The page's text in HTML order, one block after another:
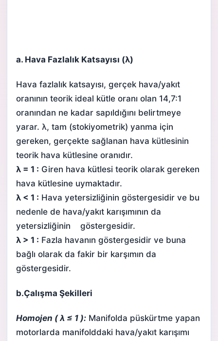
a. Hava Fazlalık Katsayısı (λ)
Hava fazlalık katsayısı, gerçek hava/yakıt
oranının teorik ideal kütle oranı olan 14,7:1
oranından ne kadar sapıldığını belirtmeye
yarar. λ, tam (stokiyometrik) yanma için
gereken, gerçekte sağlanan hava kütlesinin
teorik hava kütlesine oranıdır.
λ = 1 : Giren hava kütlesi teorik olarak gereken
hava kütlesine uymaktadır.
λ < 1 : Hava yetersizliğinin göstergesidir ve bu
nedenle de hava/yakıt karışımının da
yetersizliğinin göstergesidir.
λ > 1 : Fazla havanın göstergesidir ve buna
bağlı olarak da fakir bir karşımın da
göstergesidir.
b.Çalışma Şekilleri
Homojen ( λ ≤ 1 ): Manifolda püskürtme yapan
motorlarda manifolddaki hava/yakıt karışımı